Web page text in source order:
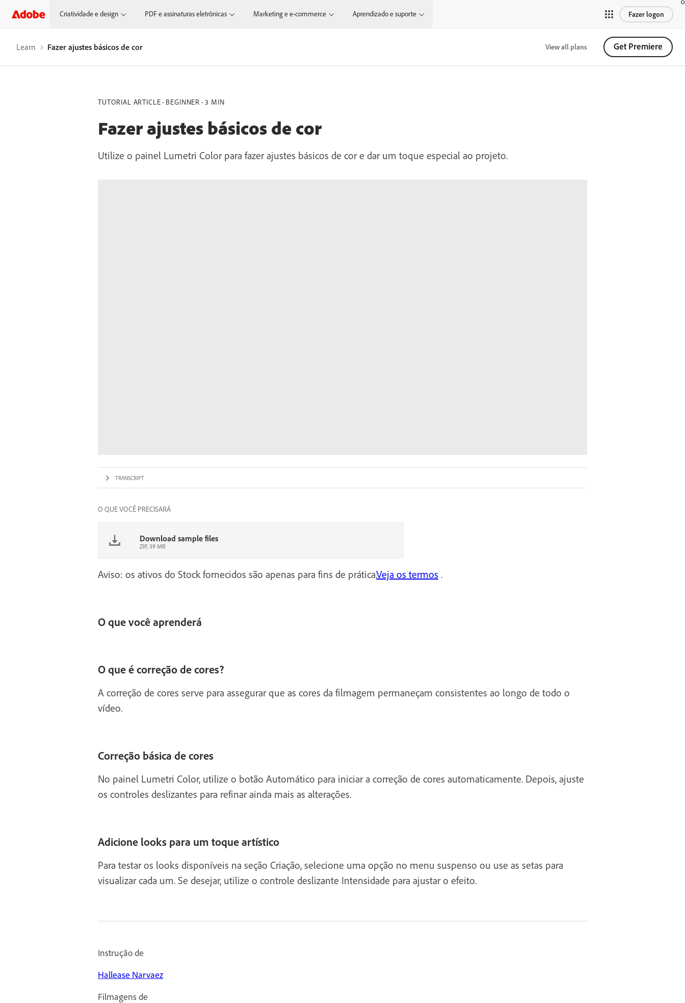
Criatividade e design PDF e assinaturas eletrônicas Marketing e e-commerce Aprendizado e suporte Fazer logon
Learn Fazer ajustes básicos de cor View all plans Get Premiere
TUTORIAL ARTICLE BEGINNER 3 MIN
Fazer ajustes básicos de cor
Utilize o painel Lumetri Color para fazer ajustes básicos de cor e dar um toque especial ao projeto.
TRANSCRIPT
O QUE VOCÊ PRECISARÁ
Download sample files
ZIP, 39 MB
Aviso: os ativos do Stock fornecidos são apenas para fins de prática.Veja os termos .
O que você aprenderá
O que é correção de cores?
A correção de cores serve para assegurar que as cores da filmagem permaneçam consistentes ao longo de todo o
vídeo.
Correção básica de cores
No painel Lumetri Color, utilize o botão Automático para iniciar a correção de cores automaticamente. Depois, ajuste
os controles deslizantes para refinar ainda mais as alterações.
Adicione looks para um toque artístico
Para testar os looks disponíveis na seção Criação, selecione uma opção no menu suspenso ou use as setas para
visualizar cada um. Se desejar, utilize o controle deslizante Intensidade para ajustar o efeito.
Instrução de
Hallease Narvaez
Filmagens de